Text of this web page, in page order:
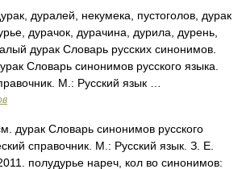
дуралей, некумека, пустоголов, дурак
дурачок, дурачина, дурила, дурень,
дурак Словарь русских синонимов.
Словарь синонимов русского языка.
М.: Русский язык …
дурак Словарь синонимов русского
справочник. М.: Русский язык. З. Е.
полудурье нареч, кол во синонимов: